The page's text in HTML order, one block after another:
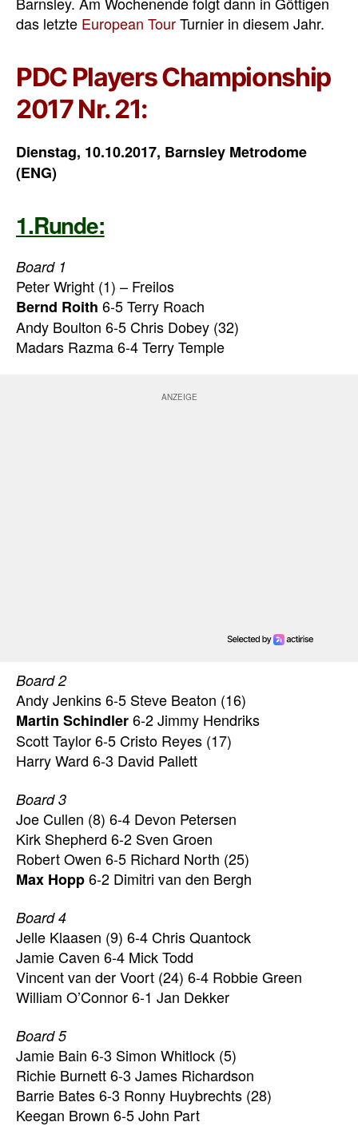
das letzte European TourTurnier in diesem Jahr.
PDC Players Championship
2017 Nr. 21:
Dienstag, 10.10.2017, Barnsley Metrodome
(ENG)
1.Runde:
Board 1
Peter Wright (1) – Freilos
Bernd Roith 6-5 Terry Roach
Andy Boulton 6-5 Chris Dobey (32)
Madars Razma 6-4 Terry Temple
Board 2
Andy Jenkins 6-5 Steve Beaton (16)
Martin Schindler6-2 Jimmy Hendriks
Scott Taylor 6-5 Cristo Reyes (17)
Harry Ward 6-3 David Pallett
Board 3
Joe Cullen (8) 6-4 Devon Petersen
Kirk Shepherd 6-2 Sven Groen
Robert Owen 6-5 Richard North (25)
Max Hopp6-2 Dimitri van den Bergh
Board 4
Jelle Klaasen (9) 6-4 Chris Quantock
Jamie Caven 6-4 Mick Todd
Vincent van der Voort (24) 6-4 Robbie Green
William O’Connor 6-1 Jan Dekker
Board 5
Jamie Bain 6-3 Simon Whitlock (5)
Richie Burnett 6-3 James Richardson
Barrie Bates 6-3 Ronny Huybrechts (28)
Keegan Brown 6-5 John Part